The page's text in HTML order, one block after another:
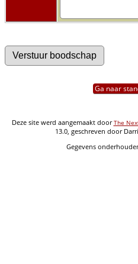
Ga naar
Deze site werd aangemaakt doorThe
13.0, geschreven door
Gegevens